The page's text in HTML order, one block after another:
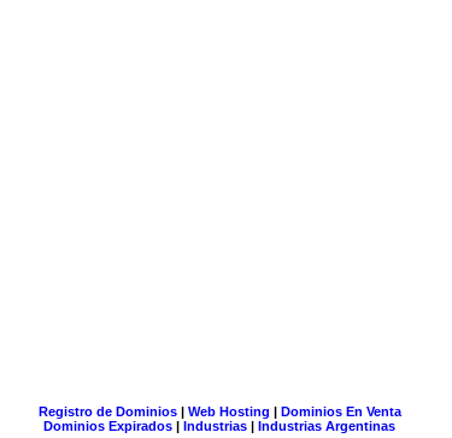
Registro de Dominios| Web Hosting | Dominios En Venta
Dominios Expirados | Industrias | Industrias Argentinas